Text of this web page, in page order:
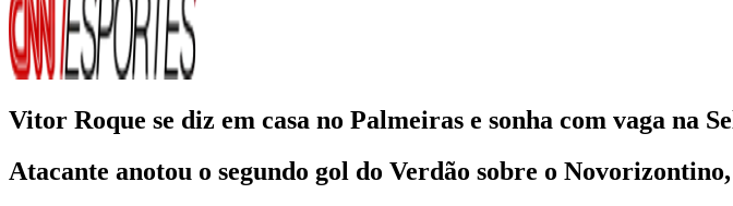
Vitor Roque se diz em casa no Palmeiras e sonha com vaga na
Atacante anotou o segundo gol do Verdão sobre o